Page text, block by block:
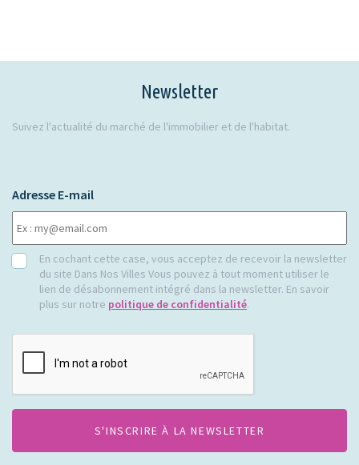
Newsletter
Suivez l'actualité du marché de l'immobilier et de l'habitat.
Adresse E-mail
RGPDEn cochant cette case, vous acceptez de recevoir la newsletter
du site Dans Nos Villes Vous pouvez à tout moment utiliser le
lien de désabonnement intégré dans la newsletter. En savoir
plus sur notre politique de confidentialité.
CAPTCHA